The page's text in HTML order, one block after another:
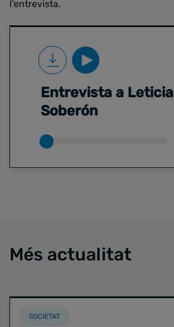
l'entrevista.
Entrevista a Leticia
Soberón
Més actualitat
SOCIETAT